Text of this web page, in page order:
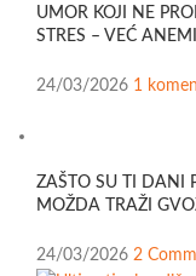
UMOR KOJI NE
STRES – VEĆ
24/03/2026 1
ZAŠTO SU TI DANI
MOŽDA TRAŽI
24/03/2026 2